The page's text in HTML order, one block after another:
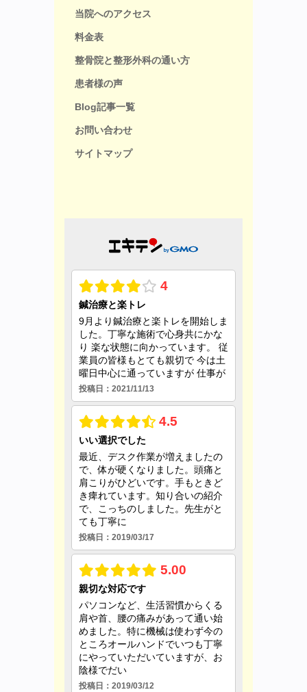
当院へのアクセス
料金表
整骨院と整形外科の通い方
患者様の声
Blog記事一覧
お問い合わせ
サイトマップ